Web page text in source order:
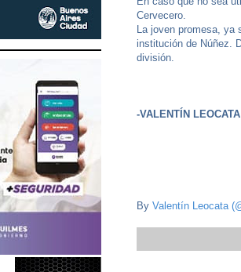
Cervecero.
La joven promesa, ya
institución de Núñez.
división.
-VALENTÍN
By Valentín Leocata